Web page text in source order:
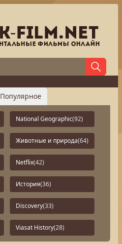
Популярное
National Geographic(92)
Животные и природа(64)
Netflix(42)
История(36)
Discovery(33)
Viasat History(28)